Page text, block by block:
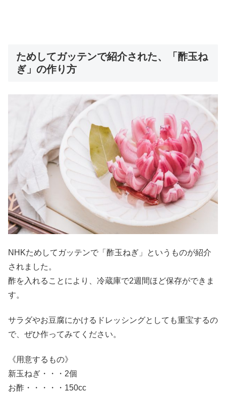
ためしてガッテンで紹介された、「酢玉ね
ぎ」の作り方
NHKためしてガッテンで「酢玉ねぎ」というものが紹介
されました。
酢を入れることにより、冷蔵庫で2週間ほど保存ができま
す。
サラダやお豆腐にかけるドレッシングとしても重宝するの
で、ぜひ作ってみてください。
《用意するもの》
新玉ねぎ・・・2個
お酢・・・・・150cc